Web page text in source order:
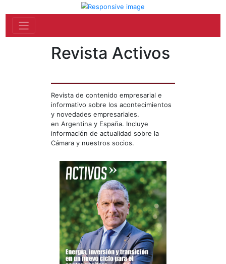
Revista Activos
Revista de contenido empresarial e
informativo sobre los acontecimientos
y novedades empresariales.
información de actualidad sobre la
Cámara y nuestros socios.